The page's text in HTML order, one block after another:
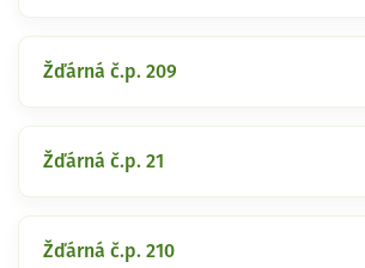
Žďárná č.p. 209
Žďárná č.p. 21
Žďárná č.p. 210